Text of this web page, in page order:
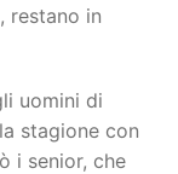
, restano in
uomini di
stagione con
i senior, che